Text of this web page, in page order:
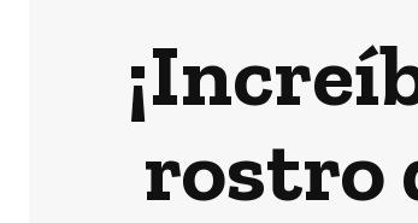
rostro